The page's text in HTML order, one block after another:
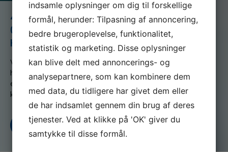
419254055_7406012296141927_67
05450673962973001_n – Kopi –
Kopi
Vi er en del af serviceforbundet og er til for at
hjælpe dig når du er i tvivl, skal skal godt videre
eller søger nyt, både som din fagforening og A-
kasse
Kontakt os Bliv medlem i dag
indsamle oplysninger om dig til forskellige
formål, herunder: Tilpasning af annoncering,
bedre brugeroplevelse, funktionalitet,
statistik og marketing. Disse oplysninger
kan blive delt med annoncerings- og
analysepartnere, som kan kombinere dem
med data, du tidligere har givet dem eller
de har indsamlet gennem din brug af deres
tjenester. Ved at klikke på 'OK' giver du
samtykke til disse formål.